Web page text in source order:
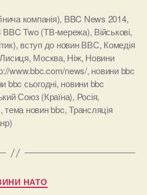
компанія), BBC News 2014,
BBC Two (ТВ-мережа), Військові,
, вступ до новин ВВС, Комедія
Лисиця, Москва, Ніж, Новини
www.bbc.com/news/, новини bbc
bbc сьогодні, новини bbc
Союз (Країна), Росія,
,тема новин bbc,Трансляція
Категорії
НАТО